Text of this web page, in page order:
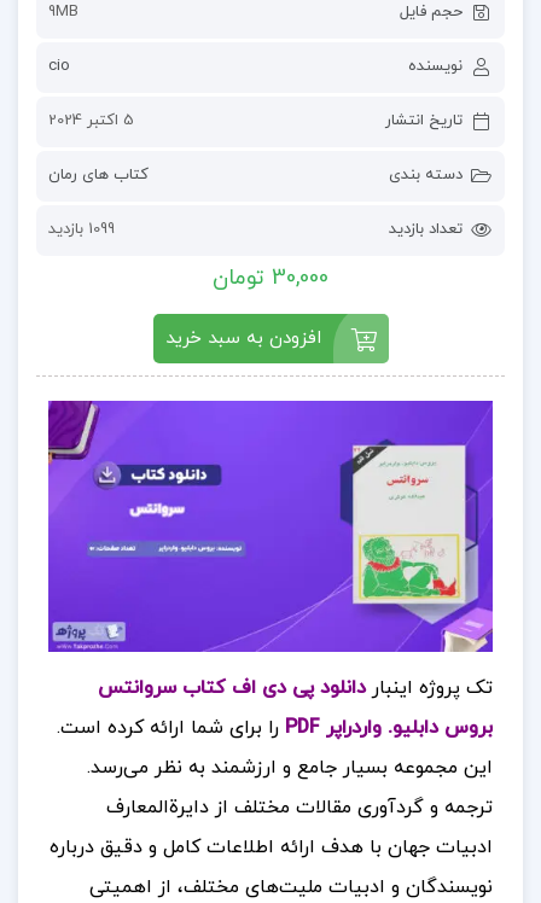
حجم فایل 9MB
نویسنده cio
تاریخ انتشار 5 اکتبر 2024
دسته بندی کتاب های رمان
تعداد بازدید 1099 بازدید
30,000 تومان
افزودن به سبد خرید
تک پروژه اینباردانلود پی دی اف کتاب سروانتس
بروس دابلیو. واردراپر PDF
را برای شما ارائه کرده است.
این مجموعه بسیار جامع و ارزشمند به نظر می‌رسد.
ترجمه و گردآوری مقالات مختلف از دایرة‌المعارف
ادبیات جهان با هدف ارائه اطلاعات کامل و دقیق درباره
نویسندگان و ادبیات ملیت‌های مختلف، از اهمیتی